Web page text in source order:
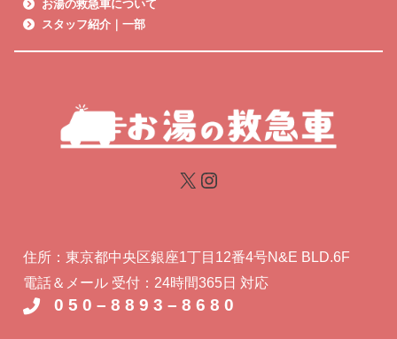
お湯の救急車について
スタッフ紹介｜一部
住所：東京都中央区銀座1丁目12番4号N&E BLD.6F
電話＆メール 受付：24時間365日 対応
0 5 0 – 8 8 9 3 – 8 6 8 0